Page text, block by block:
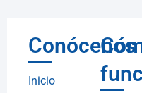
Conócenos
Inicio